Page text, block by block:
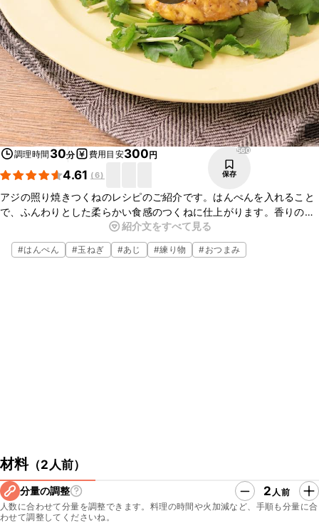
調理時間 30分 費用目安300円
4.61 (6)
560
保存
アジの照り焼きつくねのレシピのご紹介です。はんぺんを入れること
で、ふんわりとした柔らかい食感のつくねに仕上がります。香りのい
い三つ葉と一緒にいただくことで、より爽やかな味わいが楽しめます
よ。ぜひお試しください。
紹介文をすべて見る
#はんぺん #玉ねぎ #あじ #練り物 #おつまみ
材料（2人前）
分量の調整 2 人前
人数に合わせて分量を調整できます。料理の時間や火加減など、手順も分量に合
わせて調整してくださいね。